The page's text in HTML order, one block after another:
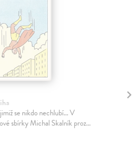
se nikdo nechlubí... V
sbírky Michal Skalník proz...